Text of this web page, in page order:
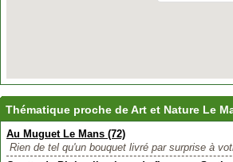
Thématique proche de Art et Nature Le
Au Muguet Le Mans (72)
Rien de tel qu'un bouquet livré par surprise à